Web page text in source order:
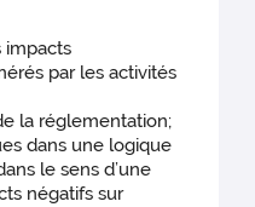
impacts
par les activités
la réglementation;
dans une logique
le sens d’une
négatifs sur